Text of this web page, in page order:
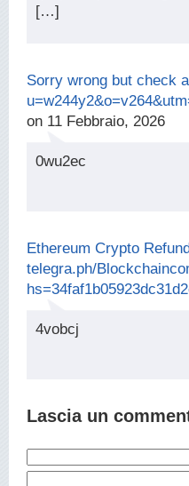
[…]
Sorry wrong but check
on 11 Febbraio, 2026
0wu2ec
Ethereum Crypto
telegra.ph/
4vobcj
Lascia un